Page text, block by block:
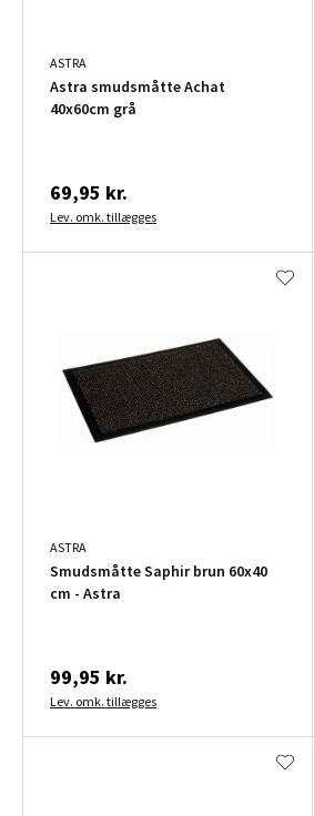
ASTRA
Astra smudsmåtte Achat
40x60cm grå
69,95 kr.
Lev. omk. tillægges
ASTRA
Smudsmåtte Saphir brun 60x40
cm - Astra
99,95 kr.
Lev. omk. tillægges